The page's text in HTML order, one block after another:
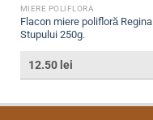
MIERE POLIFLORA
Flacon miere polifloră Regina
Stupului 250g.
12.50 lei